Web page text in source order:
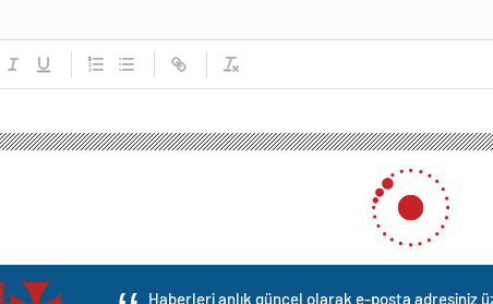
Haberleri anlık güncel olarak e-posta adresiniz